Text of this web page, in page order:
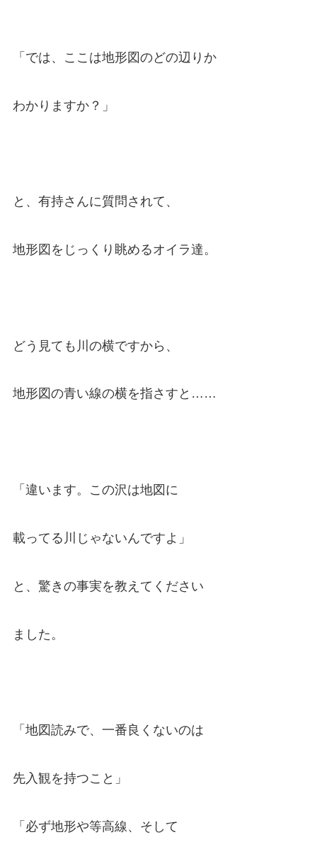
「では、ここは地形図のどの辺りか
わかりますか？」
と、有持さんに質問されて、
地形図をじっくり眺めるオイラ達。
どう見ても川の横ですから、
地形図の青い線の横を指さすと……
「違います。この沢は地図に
載ってる川じゃないんですよ」
と、驚きの事実を教えてください
ました。
「地図読みで、一番良くないのは
先入観を持つこと」
「必ず地形や等高線、そして